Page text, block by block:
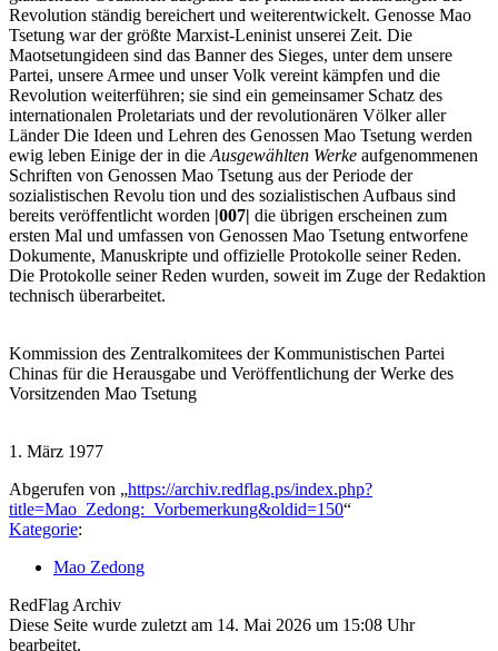
Revolution ständig bereichert und weiterentwickelt. Genosse Mao
Tsetung war der größte Marxist-Leninist unserei Zeit. Die
Maotsetungideen sind das Banner des Sieges, unter dem unsere
Partei, unsere Armee und unser Volk vereint kämpfen und die
Revolution weiterführen; sie sind ein gemeinsamer Schatz des
internationalen Proletariats und der revolutionären Völker aller
Länder Die Ideen und Lehren des Genossen Mao Tsetung werden
ewig leben Einige der in die Ausgewählten Werke aufgenommenen
Schriften von Genossen Mao Tsetung aus der Periode der
sozialistischen Revolu tion und des sozialistischen Aufbaus sind
bereits veröffentlicht worden |007| die übrigen erscheinen zum
ersten Mal und umfassen von Genossen Mao Tsetung entworfene
Dokumente, Manuskripte und offizielle Protokolle seiner Reden.
Die Protokolle seiner Reden wurden, soweit im Zuge der Redaktion
technisch überarbeitet.
Kommission des Zentralkomitees der Kommunistischen Partei
Chinas für die Herausgabe und Veröffentlichung der Werke des
Vorsitzenden Mao Tsetung
1. März 1977
Abgerufen von „https://archiv.redflag.ps/index.php?
title=Mao_Zedong:_Vorbemerkung&oldid=150“
Kategorie:
Mao Zedong
RedFlag Archiv
Diese Seite wurde zuletzt am 14. Mai 2026 um 15:08 Uhr
bearbeitet.